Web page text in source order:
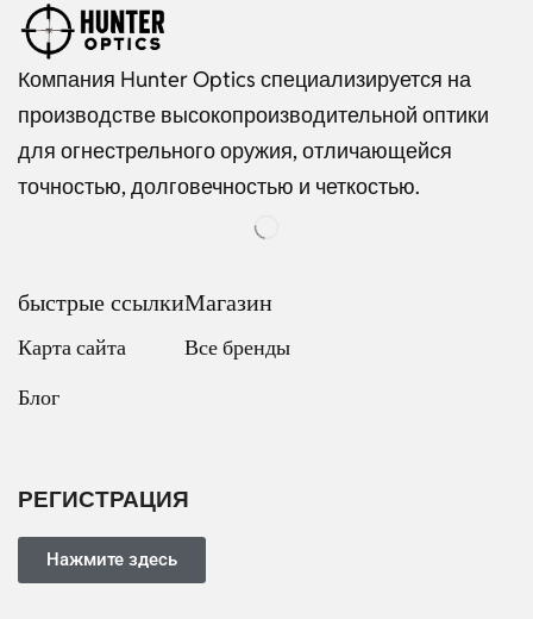
Компания Hunter Optics специализируется на
производстве высокопроизводительной оптики
для огнестрельного оружия, отличающейся
точностью, долговечностью и четкостью.
быстрые ссылки
Карта сайта
Блог
Магазин
Все бренды
РЕГИСТРАЦИЯ
Нажмите здесь